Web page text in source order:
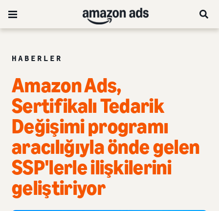
HABERLER
Amazon Ads,
Sertifikalı Tedarik
Değişimi programı
aracılığıyla önde gelen
SSP'lerle ilişkilerini
geliştiriyor